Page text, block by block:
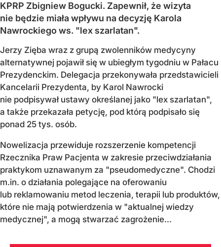
KPRP Zbigniew Bogucki. Zapewnił, że wizyta
nie będzie miała wpływu na decyzję Karola
Nawrockiego ws. "lex szarlatan".
Jerzy Zięba wraz z grupą zwolenników medycyny
alternatywnej pojawił się w ubiegłym tygodniu w Pałacu
Prezydenckim. Delegacja przekonywała przedstawicieli
Kancelarii Prezydenta, by Karol Nawrocki
nie podpisywał ustawy określanej jako "lex szarlatan",
a także przekazała petycję, pod którą podpisało się
ponad 25 tys. osób.
Nowelizacja przewiduje rozszerzenie kompetencji
Rzecznika Praw Pacjenta w zakresie przeciwdziałania
praktykom uznawanym za "pseudomedyczne". Chodzi
m.in. o działania polegające na oferowaniu
lub reklamowaniu metod leczenia, terapii lub produktów,
które nie mają potwierdzenia w "aktualnej wiedzy
medycznej", a mogą stwarzać zagrożenie...